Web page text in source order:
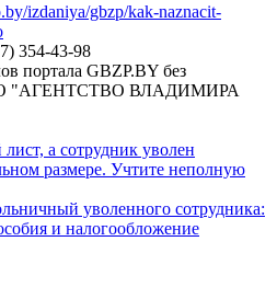
izdaniya/gbzp/kak-naznacit-
354-43-98
портала GBZP.BY без
"АГЕНТСТВО ВЛАДИМИРА
а сотрудник уволен
размере. Учтите неполную
уволенного сотрудника:
и налогообложение